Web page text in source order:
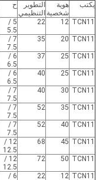
يكتب
هوية
شخصية
التطوير
التنظيمي
ح
TCN11
12
22
5 /
5.5
TCN11
20
35
7 /
7.5
TCN11
25
37
6 /
6.5
TCN11
25
40
6 /
6.5
TCN11
30
40
7 /
7.5
TCN11
35
52
7 /
7.5
TCN11
40
52
7 /
7.5
TCN11
45
68
12 /
12.5
TCN11
50
72
12 /
12.5
TCN11
12
22
6 /